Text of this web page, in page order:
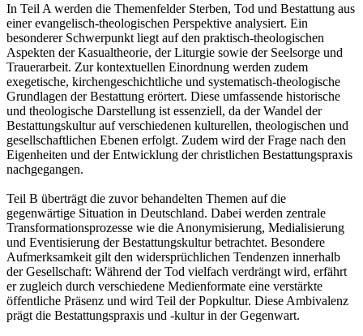
In Teil A werden die Themenfelder Sterben, Tod und Bestattung aus
einer evangelisch-theologischen Perspektive analysiert. Ein
besonderer Schwerpunkt liegt auf den praktisch-theologischen
Aspekten der Kasualtheorie, der Liturgie sowie der Seelsorge und
Trauerarbeit. Zur kontextuellen Einordnung werden zudem
exegetische, kirchengeschichtliche und systematisch-theologische
Grundlagen der Bestattung erörtert. Diese umfassende historische
und theologische Darstellung ist essenziell, da der Wandel der
Bestattungskultur auf verschiedenen kulturellen, theologischen und
gesellschaftlichen Ebenen erfolgt. Zudem wird der Frage nach den
Eigenheiten und der Entwicklung der christlichen Bestattungspraxis
nachgegangen.
Teil B überträgt die zuvor behandelten Themen auf die
gegenwärtige Situation in Deutschland. Dabei werden zentrale
Transformationsprozesse wie die Anonymisierung, Medialisierung
und Eventisierung der Bestattungskultur betrachtet. Besondere
Aufmerksamkeit gilt den widersprüchlichen Tendenzen innerhalb
der Gesellschaft: Während der Tod vielfach verdrängt wird, erfährt
er zugleich durch verschiedene Medienformate eine verstärkte
öffentliche Präsenz und wird Teil der Popkultur. Diese Ambivalenz
prägt die Bestattungspraxis und -kultur in der Gegenwart.